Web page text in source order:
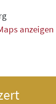
anzeigen